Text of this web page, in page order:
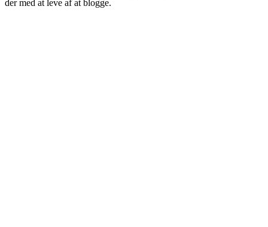
der med at leve af at blogge.